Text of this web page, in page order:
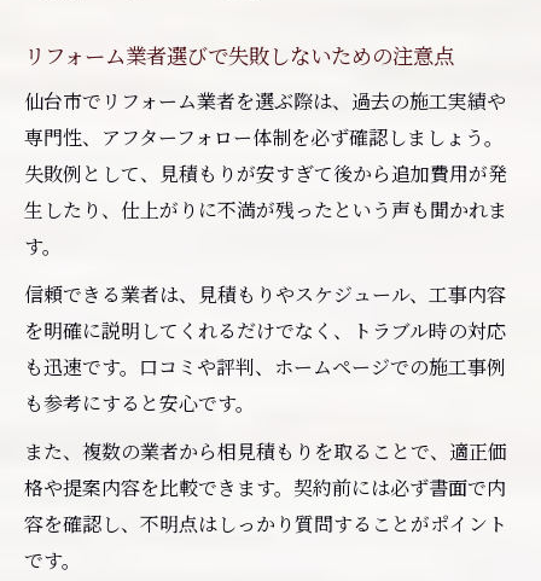
リフォーム業者選びで失敗しないための注意点
仙台市でリフォーム業者を選ぶ際は、過去の施工実績や
専門性、アフターフォロー体制を必ず確認しましょう。
失敗例として、見積もりが安すぎて後から追加費用が発
生したり、仕上がりに不満が残ったという声も聞かれま
す。
信頼できる業者は、見積もりやスケジュール、工事内容
を明確に説明してくれるだけでなく、トラブル時の対応
も迅速です。口コミや評判、ホームページでの施工事例
も参考にすると安心です。
また、複数の業者から相見積もりを取ることで、適正価
格や提案内容を比較できます。契約前には必ず書面で内
容を確認し、不明点はしっかり質問することがポイント
です。